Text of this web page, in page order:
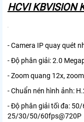
HCVI KBVISION
- Camera IP quay quét
- Độ phân giải: 2.0
- Zoom quang 12x,
- Chuẩn nén hình ảnh:
- Độ phân giải tối đa: 50/
25/30/50/60fps@720P